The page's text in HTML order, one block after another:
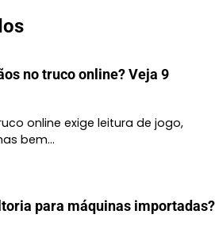
no truco online? Veja 9
online exige leitura de jogo,
bem…
para máquinas importadas?